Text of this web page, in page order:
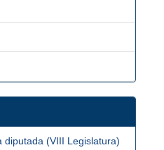
diputada (VIII Legislatura)